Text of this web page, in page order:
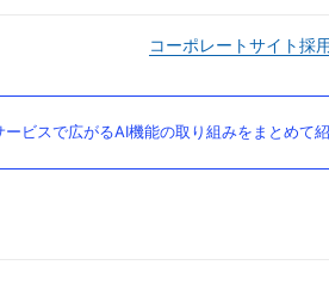
コーポレートサイト採
ビスで広がるAI機能の取り組みをまとめて紹